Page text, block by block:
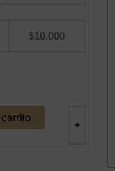
$10.000
-
+